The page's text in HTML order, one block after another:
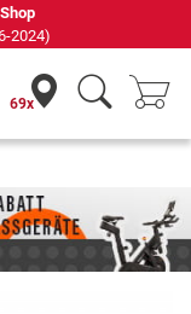
69x